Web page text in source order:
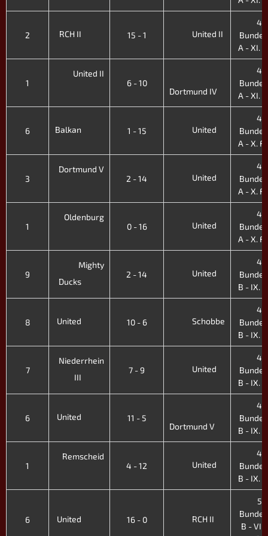
2 RCH II 15 - 1 United II
4.
A - XI.
1
United II
6 - 10
Dortmund IV
4.
A - XI.
6 Balkan 1 - 15 United
4.
A - X.
3
Dortmund V
2 - 14
United
4.
A - X.
1
Oldenburg
0 - 16
United
4.
A - X.
9
Mighty
Ducks
2 - 14 United
4.
B - IX.
8 United 10 - 6 Schobbe
4.
B - IX.
7
Niederrhein
III
7 - 9 United
4.
B - IX.
6 United 11 - 5
Dortmund V
4.
B - IX.
1
Remscheid
4 - 12
United
4.
B - IX.
6 United 16 - 0 RCH II
5.
B -